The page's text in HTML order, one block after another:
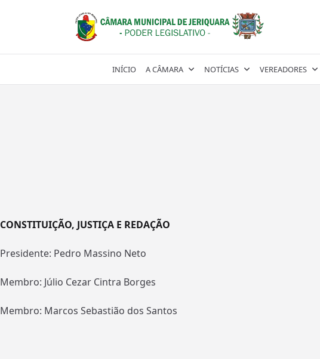
INÍCIO A CÂMARA NOTÍCIAS VEREADORES
CONSTITUIÇÃO, JUSTIÇA E REDAÇÃO
Presidente: Pedro Massino Neto
Membro: Júlio Cezar Cintra Borges
Membro: Marcos Sebastião dos Santos